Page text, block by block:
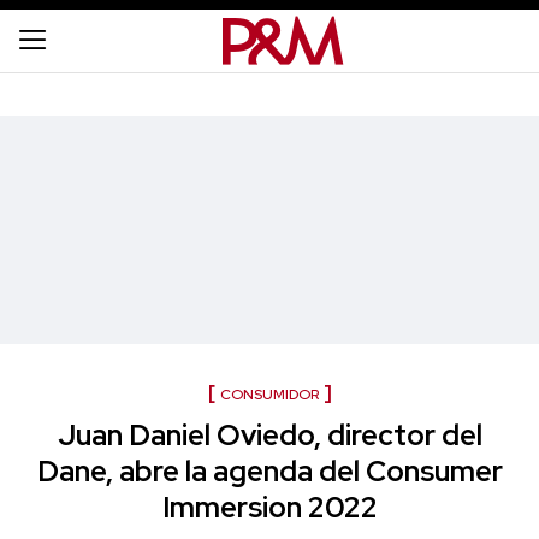
CONSUMIDOR
Juan Daniel Oviedo, director del
Dane, abre la agenda del Consumer
Immersion 2022